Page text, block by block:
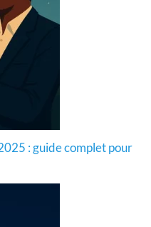
: guide complet pour